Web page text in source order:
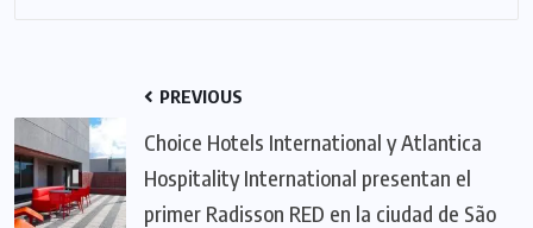
PREVIOUS
Choice Hotels International y Atlantica
Hospitality International presentan el
primer Radisson RED en la ciudad de São